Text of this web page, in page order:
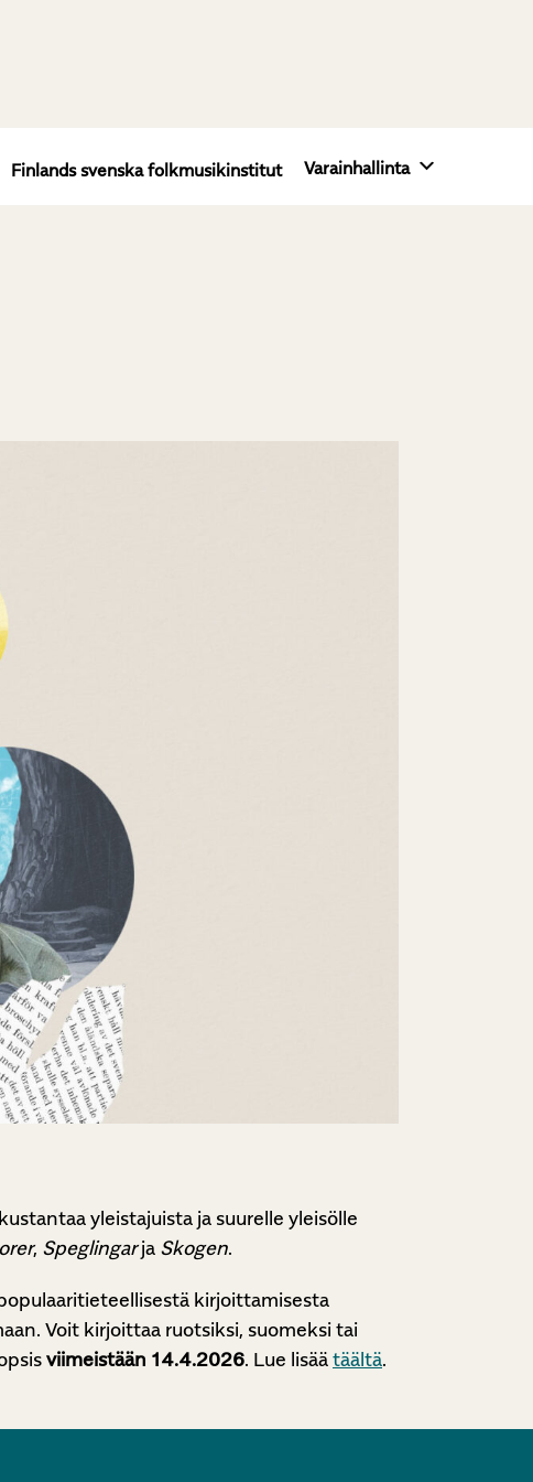
Finlands svenska folkmusikinstitut Varainhallinta
yleistajuista ja suurelle yleisölle
, Speglingarja Skogen.
kirjoittamisesta
Voit kirjoittaa ruotsiksi, suomeksi tai
viimeistään 14.4.2026. Lue lisäätäältä.